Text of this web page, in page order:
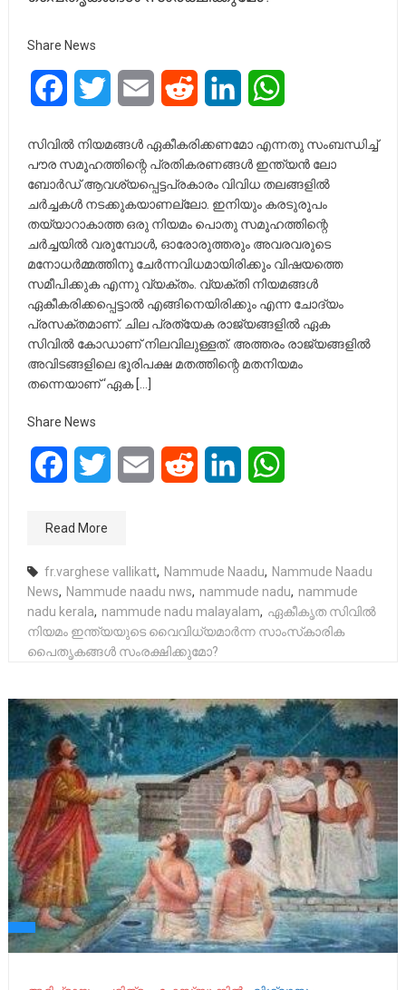
Share News
FacebookTwitter Email Reddit LinkedIn
സിവിൽ നിയമങ്ങൾ ഏകീകരിക്കണമോ എന്നതു സംബന്ധിച്ച്
പൗര സമൂഹത്തിന്റെ പ്രതികരണങ്ങൾ ഇന്ത്യൻ ലോ
ബോർഡ് ആവശ്യപ്പെട്ടപ്രകാരം വിവിധ തലങ്ങളിൽ
ചർച്ചകൾ നടക്കുകയാണല്ലോ. ഇനിയും കരടുരൂപം
തയ്യാറാകാത്ത ഒരു നിയമം പൊതു സമൂഹത്തിന്റെ
ചർച്ചയിൽ വരുമ്പോൾ, ഓരോരുത്തരും അവരവരുടെ
മനോധർമ്മത്തിനു ചേർന്നവിധമായിരിക്കും വിഷയത്തെ
സമീപിക്കുക എന്നു വ്യക്തം. വ്യക്തി നിയമങ്ങൾ
ഏകീകരിക്കപ്പെട്ടാൽ എങ്ങിനെയിരിക്കും എന്ന ചോദ്യം
പ്രസക്തമാണ്. ചില പ്രത്യേക രാജ്യങ്ങളിൽ ഏക
സിവിൽ കോഡാണ്‌ നിലവിലുള്ളത്. അത്തരം രാജ്യങ്ങളിൽ
അവിടങ്ങളിലെ ഭൂരിപക്ഷ മതത്തിന്റെ മതനിയമം
തന്നെയാണ് ‘ഏക […]
Share News
FacebookTwitter Email Reddit LinkedIn
Read More
fr.varghese vallikatt, Nammude Naadu, Nammude Naadu
News, Nammude naadu nws, nammude nadu, nammude
nadu kerala, nammude nadu malayalam, ഏകീകൃത സിവിൽ
നിയമം ഇന്ത്യയുടെ വൈവിധ്യമാർന്ന സാംസ്‌കാരിക
പൈതൃകങ്ങൾ സംരക്ഷിക്കുമോ?